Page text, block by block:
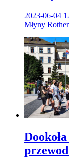
2023-06-04
Młyny